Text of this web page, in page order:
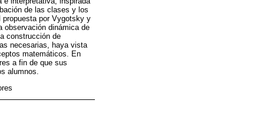
de las clases y los
propuesta por Vygotsky y
observación dinámica de
construcción de
necesarias, haya vista
matemáticos. En
a fin de que sus
alumnos.